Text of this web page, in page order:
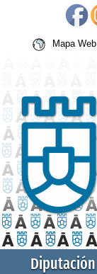
Mapa Web
Diputación